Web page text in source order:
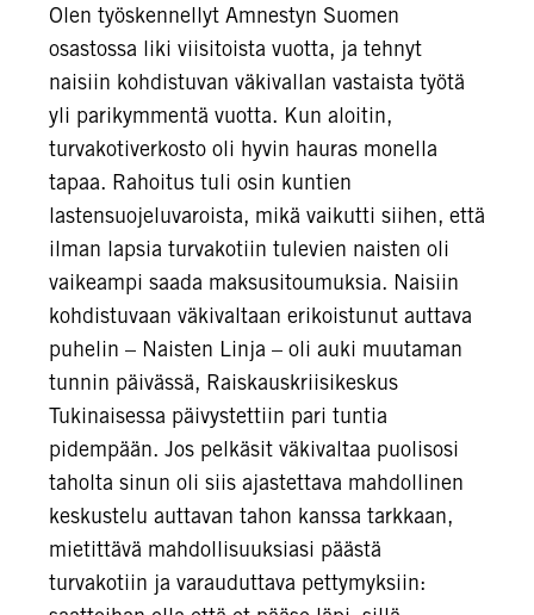
Olen työskennellyt Amnestyn Suomen
osastossa liki viisitoista vuotta, ja tehnyt
naisiin kohdistuvan väkivallan vastaista työtä
yli parikymmentä vuotta. Kun aloitin,
turvakotiverkosto oli hyvin hauras monella
tapaa. Rahoitus tuli osin kuntien
lastensuojeluvaroista, mikä vaikutti siihen, että
ilman lapsia turvakotiin tulevien naisten oli
vaikeampi saada maksusitoumuksia. Naisiin
kohdistuvaan väkivaltaan erikoistunut auttava
puhelin – Naisten Linja – oli auki muutaman
tunnin päivässä, Raiskauskriisikeskus
Tukinaisessa päivystettiin pari tuntia
pidempään. Jos pelkäsit väkivaltaa puolisosi
taholta sinun oli siis ajastettava mahdollinen
keskustelu auttavan tahon kanssa tarkkaan,
mietittävä mahdollisuuksiasi päästä
turvakotiin ja varauduttava pettymyksiin: